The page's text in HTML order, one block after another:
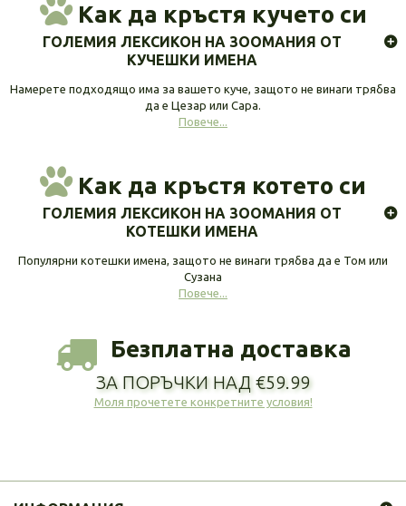
Как да кръстя кучето си
ГОЛЕМИЯ ЛЕКСИКОН НА ЗООМАНИЯ ОТ
КУЧЕШКИ ИМЕНА
Намерете подходящо има за вашето куче, защото не винаги трябва
да е Цезар или Сара.
Повече...
Как да кръстя котето си
ГОЛЕМИЯ ЛЕКСИКОН НА ЗООМАНИЯ ОТ
КОТЕШКИ ИМЕНА
Популярни котешки имена, защото не винаги трябва да е Том или
Сузана
Повече...
Безплатна доставка
ЗА ПОРЪЧКИ НАД €59.99
Моля прочетете конкретните условия!